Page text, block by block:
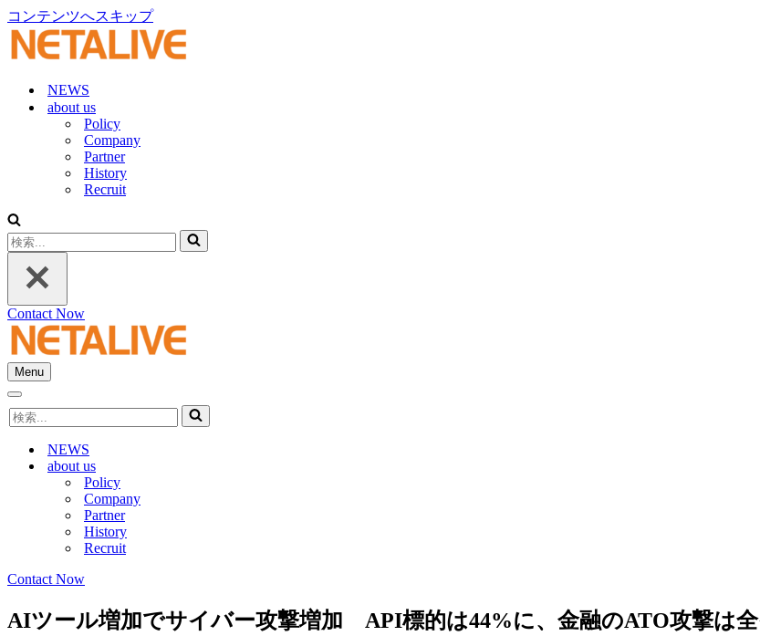
コンテンツへスキップ
NEWS
about us
Policy
Company
Partner
History
Recruit
検
索...
Contact Now
Menu
ナ
ゲ
シ
ョ
ナ
ビ
検
索...
NEWS
about us
Policy
Company
Partner
History
Recruit
Contact Now
AIツール増加でサイバー攻撃増加 API標的は44%に、金融のATO攻撃は